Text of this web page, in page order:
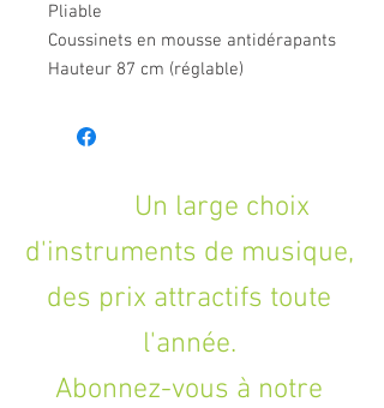
Pliable
Coussinets en mousse antidérapants
Hauteur 87 cm (réglable)
Un large choix
d'instruments de musique,
des prix attractifs toute
l'année.
Abonnez-vous à notre